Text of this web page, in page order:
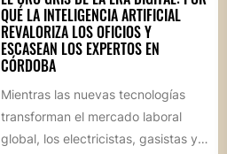
QUÉ LA INTELIGENCIA ARTIFICIAL
REVALORIZA LOS OFICIOS Y
ESCASEAN LOS EXPERTOS EN
CÓRDOBA
Mientras las nuevas tecnologías
transforman el mercado laboral
global, los electricistas, gasistas y